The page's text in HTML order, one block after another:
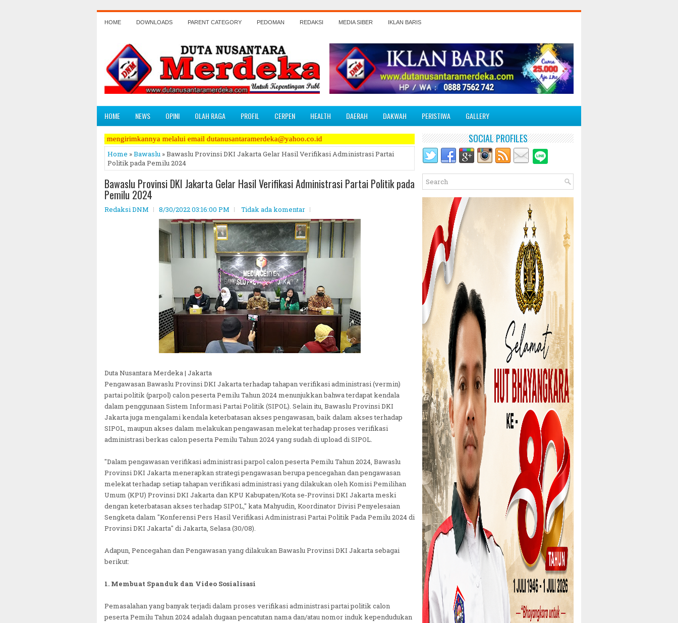
HOME DOWNLOADS PARENT CATEGORY PEDOMAN REDAKSI MEDIA SIBER IKLAN BARIS
HOME NEWS OPINI OLAH RAGA PROFIL CERPEN HEALTH DAERAH DAKWAH PERISTIWA GALLERY
dapat mengirimkannya melalui email dutanusantaramerdeka@yahoo.co.id
Home »Bawaslu » Bawaslu Provinsi DKI Jakarta Gelar Hasil Verifikasi Administrasi Partai
Politik pada Pemilu 2024
Bawaslu Provinsi DKI Jakarta Gelar Hasil Verifikasi Administrasi Partai Politik pada
Pemilu 2024
Redaksi DNM 8/30/2022 03:16:00 PM Tidak ada komentar
Duta Nusantara Merdeka | Jakarta
Pengawasan Bawaslu Provinsi DKI Jakarta terhadap tahapan verifikasi administrasi (vermin)
partai politik (parpol) calon peserta Pemilu Tahun 2024 menunjukkan bahwa terdapat kendala
dalam penggunaan Sistem Informasi Partai Politik (SIPOL). Selain itu, Bawaslu Provinsi DKI
Jakarta juga mengalami kendala keterbatasan akses pengawasan, baik dalam akses terhadap
SIPOL, maupun akses dalam melakukan pengawasan melekat terhadap proses verifikasi
administrasi berkas calon peserta Pemilu Tahun 2024 yang sudah di upload di SIPOL.
"Dalam pengawasan verifikasi administrasi parpol calon peserta Pemilu Tahun 2024, Bawaslu
Provinsi DKI Jakarta menerapkan strategi pengawasan berupa pencegahan dan pengawasan
melekat terhadap setiap tahapan verifikasi administrasi yang dilakukan oleh Komisi Pemilihan
Umum (KPU) Provinsi DKI Jakarta dan KPU Kabupaten/Kota se-Provinsi DKI Jakarta meski
dengan keterbatasan akses terhadap SIPOL," kata Mahyudin, Koordinator Divisi Penyelesaian
Sengketa dalam "Konferensi Pers Hasil Verifikasi Administrasi Partai Politik Pada Pemilu 2024 di
Provinsi DKI Jakarta" di Jakarta, Selasa (30/08).
Adapun, Pencegahan dan Pengawasan yang dilakukan Bawaslu Provinsi DKI Jakarta sebagai
berikut:
1. Membuat Spanduk dan Video Sosialisasi
Pemasalahan yang banyak terjadi dalam proses verifikasi administrasi partai politik calon
peserta Pemilu Tahun 2024 adalah dugaan pencatutan nama dan/atau nomor induk kependudukan
SOCIAL PROFILES